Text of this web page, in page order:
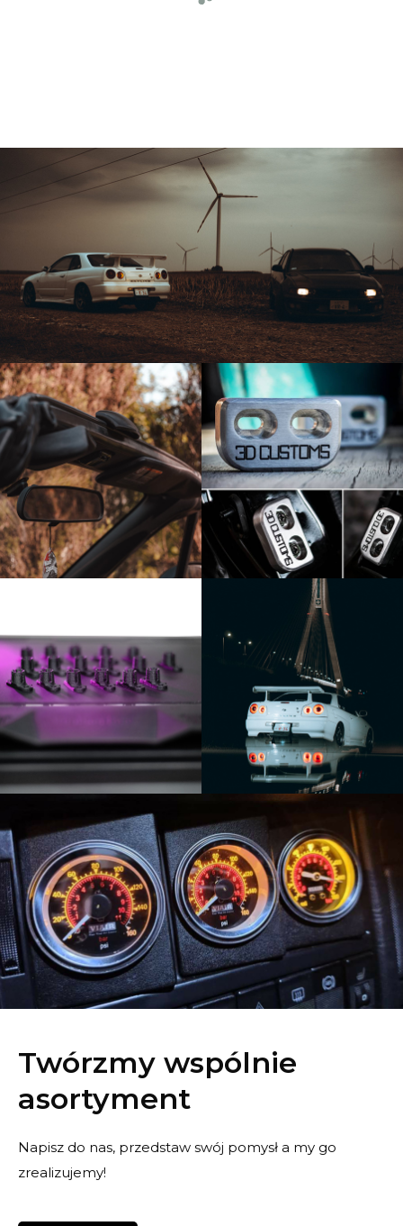
Twórzmy wspólnie
asortyment
Napisz do nas, przedstaw swój pomysł a my go
zrealizujemy!